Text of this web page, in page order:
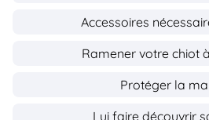
Accessoires
Ramener votre chiot
Protéger la
Lui faire découvrir